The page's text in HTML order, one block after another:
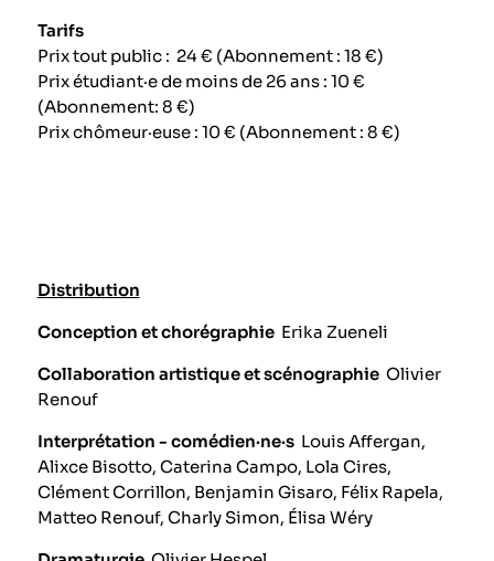
Tarifs
Prix tout public : 24 € (Abonnement : 18 €)
Prix étudiant·e de moins de 26 ans : 10 €
(Abonnement: 8 €)
Prix chômeur·euse : 10 € (Abonnement : 8 €)
Distribution
Conception et chorégraphieErika Zueneli
Collaboration artistique et scénographieOlivier
Renouf
Interprétation - comédien·ne·s Louis Affergan,
Alixce Bisotto, Caterina Campo, Lola Cires,
Clément Corrillon, Benjamin Gisaro, Félix Rapela,
Matteo Renouf, Charly Simon, Élisa Wéry